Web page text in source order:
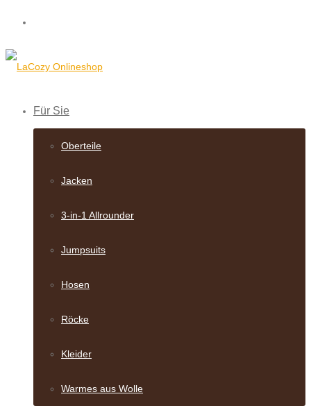
Für Sie
Oberteile
Jacken
3-in-1 Allrounder
Jumpsuits
Hosen
Röcke
Kleider
Warmes aus Wolle